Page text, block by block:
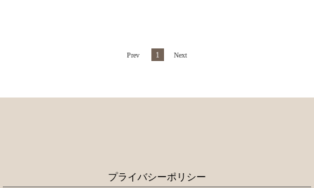
Prev 1 Next
プライバシーポリシー